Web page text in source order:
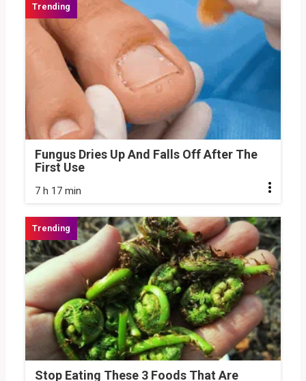
Fungus Dries Up And Falls Off After The
First Use
7 h 17 min
Stop Eating These 3 Foods That Are